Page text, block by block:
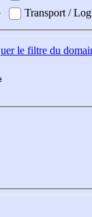
Transport /
le filtre du